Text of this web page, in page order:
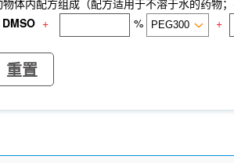
体内配方组成（配方适用于不溶于水的药物
DMSO + % +
重置